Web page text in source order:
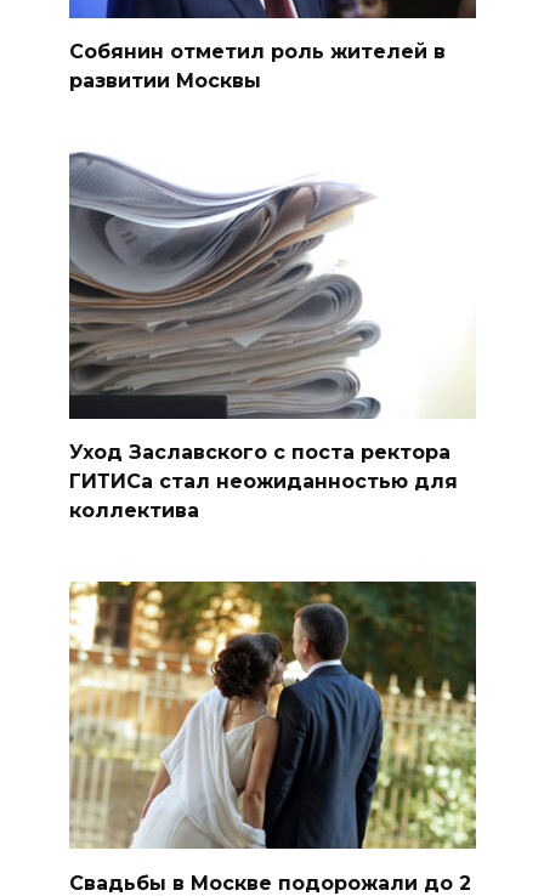
Собянин отметил роль жителей в
развитии Москвы
Уход Заславского с поста ректора
ГИТИСа стал неожиданностью для
коллектива
Свадьбы в Москве подорожали до 2